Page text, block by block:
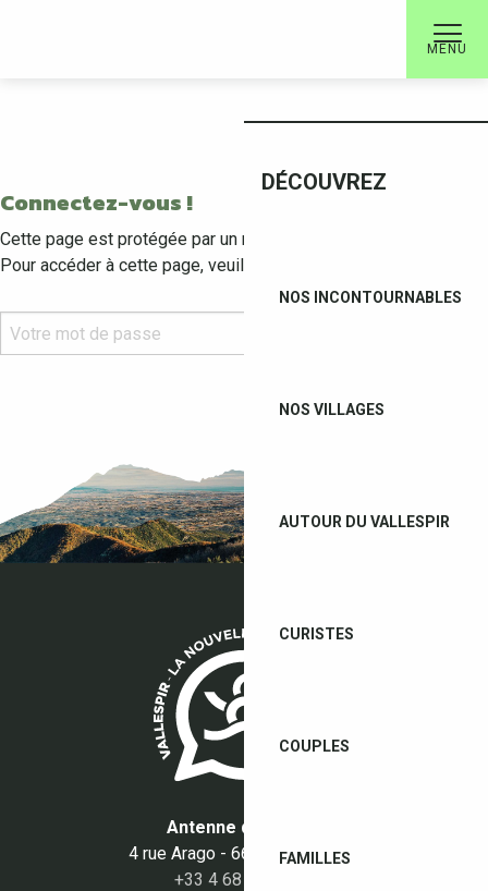
Connectez-vous !
Cette page est protégée par un mot de passe.
Pour accéder à cette page, veuillez saisir un mot de passe :
MENU
DÉCOUVREZ
NOS INCONTOURNABLES
NOS VILLAGES
AUTOUR DU VALLESPIR
CURISTES
COUPLES
FAMILLES
Antenne du Boulou
4 rue Arago - 66160 Le Boulou
+33 4 68 87 50 95